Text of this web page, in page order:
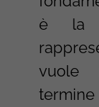
è la
vuole